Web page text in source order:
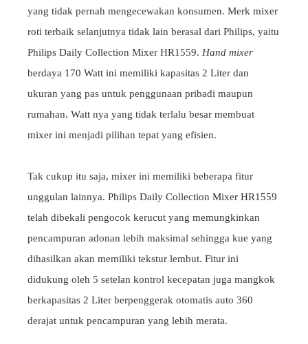
yang tidak pernah mengecewakan konsumen. Merk mixer
roti terbaik selanjutnya tidak lain berasal dari Philips, yaitu
Philips Daily Collection Mixer HR1559. Hand mixer
berdaya 170 Watt ini memiliki kapasitas 2 Liter dan
ukuran yang pas untuk penggunaan pribadi maupun
rumahan. Watt nya yang tidak terlalu besar membuat
mixer ini menjadi pilihan tepat yang efisien.
Tak cukup itu saja, mixer ini memiliki beberapa fitur
unggulan lainnya. Philips Daily Collection Mixer HR1559
telah dibekali pengocok kerucut yang memungkinkan
pencampuran adonan lebih maksimal sehingga kue yang
dihasilkan akan memiliki tekstur lembut. Fitur ini
didukung oleh 5 setelan kontrol kecepatan juga mangkok
berkapasitas 2 Liter berpenggerak otomatis auto 360
derajat untuk pencampuran yang lebih merata.